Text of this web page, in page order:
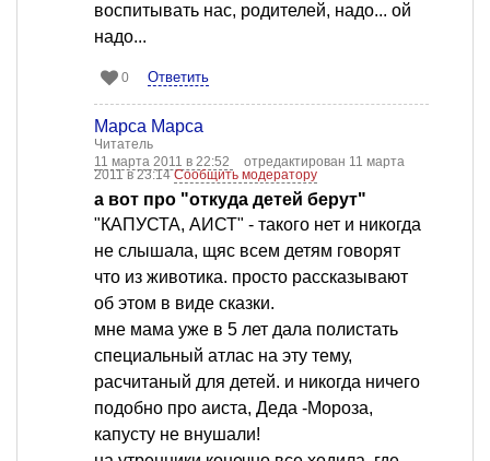
воспитывать нас, родителей, надо... ой
надо...
0 Ответить
Марса Марса
Читатель
11 марта 2011 в 22:52
отредактирован 11 марта
2011 в 23:14Сообщить модератору
а вот про "откуда детей берут"
"КАПУСТА, АИСТ" - такого нет и никогда
не слышала, щяс всем детям говорят
что из животика. просто рассказывают
об этом в виде сказки.
мне мама уже в 5 лет дала полистать
специальный атлас на эту тему,
расчитаный для детей. и никогда ничего
подобно про аиста, Деда -Мороза,
капусту не внушали!